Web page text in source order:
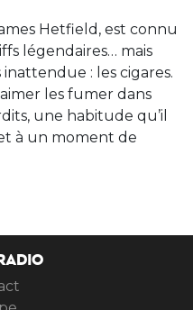
Hetfield, est connu
légendaires… mais
: les cigares.
les fumer dans
une habitude qu’il
à un moment de